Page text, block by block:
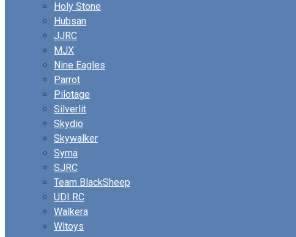
Holy Stone
Hubsan
JJRC
MJX
Nine Eagles
Parrot
Pilotage
Silverlit
Skydio
Skywalker
Syma
SJRC
Team BlackSheep
UDI RC
Walkera
Wltoys